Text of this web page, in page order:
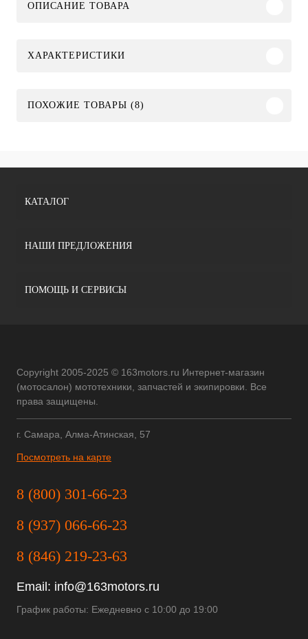
ОПИСАНИЕ ТОВАРА
ХАРАКТЕРИСТИКИ
ПОХОЖИЕ ТОВАРЫ (8)
КАТАЛОГ
НАШИ ПРЕДЛОЖЕНИЯ
ПОМОЩЬ И СЕРВИСЫ
Copyright 2005-2025 © 163motors.ru Интернет-магазин
(мотосалон) мототехники, запчастей и экипировки. Все
права защищены.
г. Самара, Алма-Атинская, 57
Посмотреть на карте
8 (800) 301-66-23
8 (937) 066-66-23
8 (846) 219-23-63
Email: info@163motors.ru
График работы: Ежедневно с 10:00 до 19:00